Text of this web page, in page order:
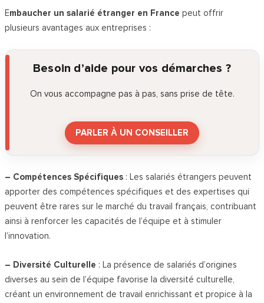
Embaucher un salarié étranger en France peut offrir
plusieurs avantages aux entreprises :
Besoin d’aide pour vos démarches ?
On vous accompagne pas à pas, sans prise de tête.
PARLER À UN CONSEILLER
– Compétences Spécifiques : Les salariés étrangers peuvent
apporter des compétences spécifiques et des expertises qui
peuvent être rares sur le marché du travail français, contribuant
ainsi à renforcer les capacités de l’équipe et à stimuler
l’innovation.
– Diversité Culturelle : La présence de salariés d’origines
diverses au sein de l’équipe favorise la diversité culturelle,
créant un environnement de travail enrichissant et propice à la